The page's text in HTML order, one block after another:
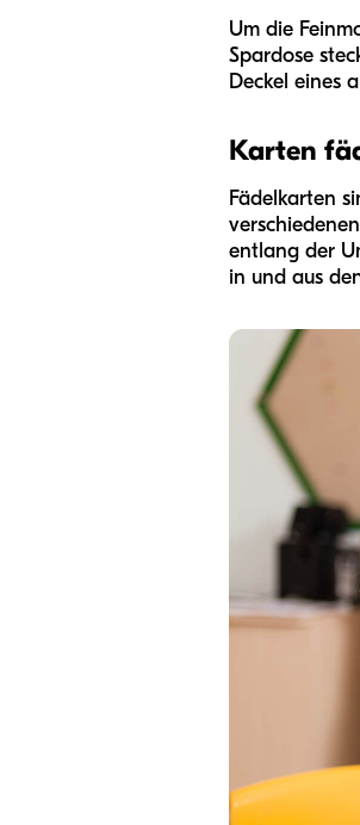
Um die
Spardose
Deckel eines
Karten
Fädelkarten
entlang der
in und aus